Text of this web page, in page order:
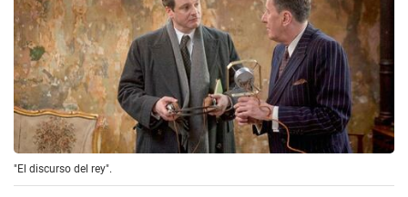
"El discurso del rey".